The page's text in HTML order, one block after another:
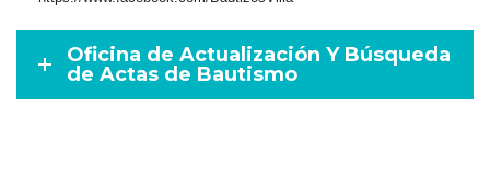
Oficina de Actualización Y Búsqueda
de Actas de Bautismo